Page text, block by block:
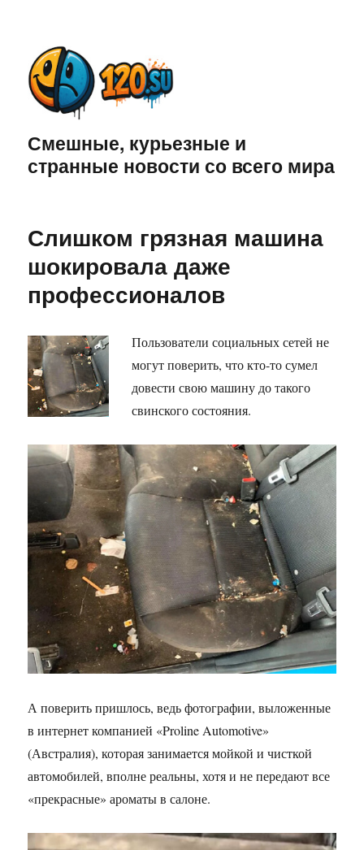
Смешные, курьезные и
странные новости со всего мира
Слишком грязная машина
шокировала даже
профессионалов
Пользователи социальных сетей не
могут поверить, что кто-то сумел
довести свою машину до такого
свинского состояния.
А поверить пришлось, ведь фотографии, выложенные
в интернет компанией «Proline Automotive»
(Австралия), которая занимается мойкой и чисткой
автомобилей, вполне реальны, хотя и не передают все
«прекрасные» ароматы в салоне.